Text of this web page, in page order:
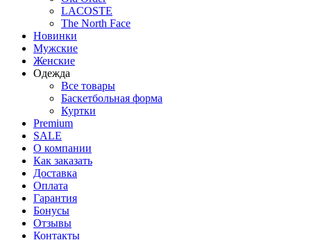
LACOSTE
The North Face
Новинки
Мужские
Женские
Одежда
Все товары
Баскетбольная форма
Куртки
Premium
SALE
О компании
Как заказать
Доставка
Оплата
Гарантия
Бонусы
Отзывы
Контакты